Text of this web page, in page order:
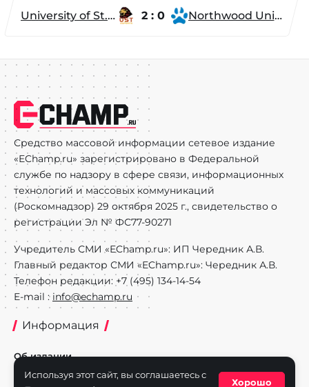
University of St. Thomas 2 : 0 Northwood University
Средство массовой информации сетевое издание
«EChamp.ru» зарегистрировано в Федеральной
службе по надзору в сфере связи, информационных
технологий и массовых коммуникаций
(Роскомнадзор) 29 октября 2025 г., свидетельство о
регистрации Эл № ФС77-90271
Учредитель СМИ «EChamp.ru»: ИП Чередник А.В.
Главный редактор СМИ «EChamp.ru»: Чередник А.В.
Телефон редакции: +7 (495) 134-14-54
E-mail : info@echamp.ru
Информация
Об издании
Реклама на портале
Используя этот сайт, вы соглашаетесь с
Хорошо